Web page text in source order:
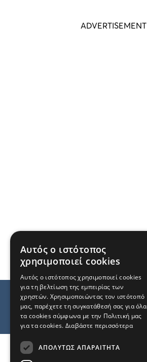
Αυτός ο ιστότοπος
χρησιμοποιεί cookies
Αυτός ο ιστότοπος χρησιμοποιεί cookies
για τη βελτίωση της εμπειρίας των
χρηστών. Χρησιμοποιώντας τον ιστότοπό
μας, παρέχετε τη συγκατάθεσή σας για όλα
τα cookies σύμφωνα με την Πολιτική μας
για τα cookies. Διαβάστε περισσότερα
ΑΠΟΛΎΤΩΣ ΑΠΑΡΑΊΤΗΤΑ